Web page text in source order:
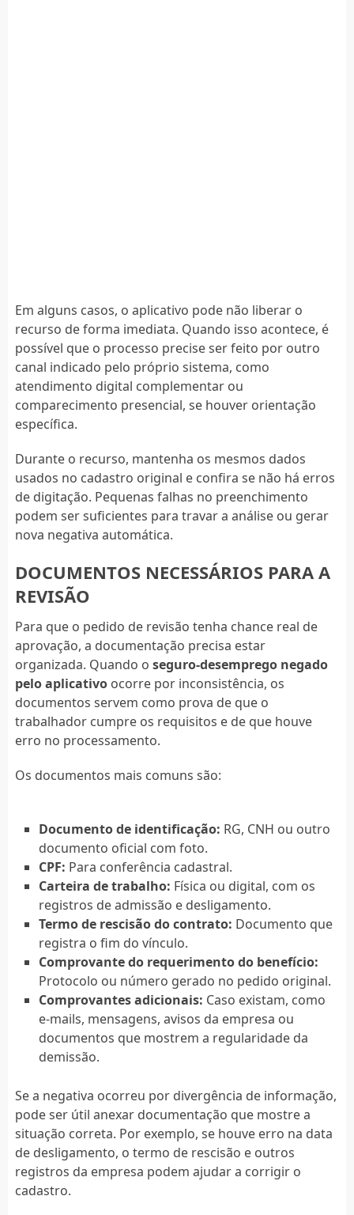
Em alguns casos, o aplicativo pode não liberar o
recurso de forma imediata. Quando isso acontece, é
possível que o processo precise ser feito por outro
canal indicado pelo próprio sistema, como
atendimento digital complementar ou
comparecimento presencial, se houver orientação
específica.
Durante o recurso, mantenha os mesmos dados
usados no cadastro original e confira se não há erros
de digitação. Pequenas falhas no preenchimento
podem ser suficientes para travar a análise ou gerar
nova negativa automática.
DOCUMENTOS NECESSÁRIOS PARA A
REVISÃO
Para que o pedido de revisão tenha chance real de
aprovação, a documentação precisa estar
organizada. Quando o seguro-desemprego negado
pelo aplicativoocorre por inconsistência, os
documentos servem como prova de que o
trabalhador cumpre os requisitos e de que houve
erro no processamento.
Os documentos mais comuns são:
Documento de identificação: RG, CNH ou outro
documento oficial com foto.
CPF: Para conferência cadastral.
Carteira de trabalho: Física ou digital, com os
registros de admissão e desligamento.
Termo de rescisão do contrato: Documento que
registra o fim do vínculo.
Comprovante do requerimento do benefício:
Protocolo ou número gerado no pedido original.
Comprovantes adicionais: Caso existam, como
e-mails, mensagens, avisos da empresa ou
documentos que mostrem a regularidade da
demissão.
Se a negativa ocorreu por divergência de informação,
pode ser útil anexar documentação que mostre a
situação correta. Por exemplo, se houve erro na data
de desligamento, o termo de rescisão e outros
registros da empresa podem ajudar a corrigir o
cadastro.